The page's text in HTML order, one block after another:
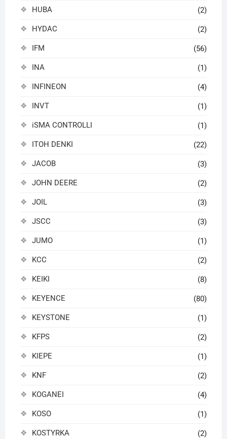
HUBA (2)
HYDAC (2)
IFM (56)
INA (1)
INFINEON (4)
INVT (1)
iSMA CONTROLLI (1)
ITOH DENKI (22)
JACOB (3)
JOHN DEERE (2)
JOIL (3)
JSCC (3)
JUMO (1)
KCC (2)
KEIKI (8)
KEYENCE (80)
KEYSTONE (1)
KFPS (2)
KIEPE (1)
KNF (2)
KOGANEI (4)
KOSO (1)
KOSTYRKA (2)